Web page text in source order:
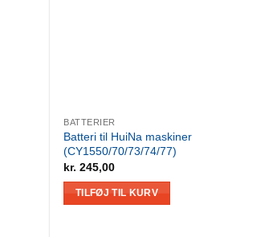
BATTERIER
Batteri til HuiNa maskiner
(CY1550/70/73/74/77)
kr. 245,00
TILFØJ TIL KURV